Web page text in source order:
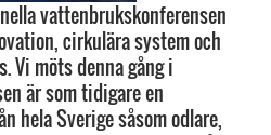
vattenbrukskonferensen
cirkulära system och
Vi möts denna gång i
är som tidigare en
hela Sverige såsom odlare,